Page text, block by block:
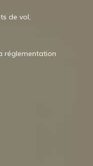
de vol,
réglementation